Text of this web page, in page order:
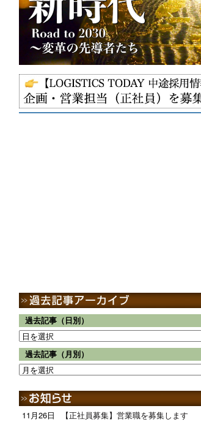
過去記事（日別）
過去記事（月別）
11月26日 【正社員募集】営業職を募集します